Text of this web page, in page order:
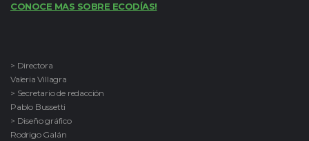
CONOCE MAS SOBRE ECODÍAS!
> Directora
Valeria Villagra
> Secretario de redacción
Pablo Bussetti
> Diseño gráfico
Rodrigo Galán